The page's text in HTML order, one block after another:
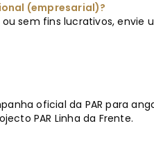
(empresarial)?
sem fins lucrativos, envie
oficial da PAR para
PAR Linha da Frente.